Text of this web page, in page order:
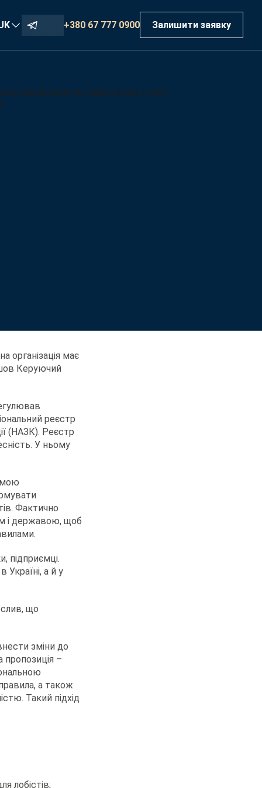
+380 67 777 0900 Залишити заявку
організація має
Керуючий
реєстр
(НАЗК). Реєстр
У ньому
Фактично
і державою, щоб
підприємці.
Україні, а й у
що
зміни до
пропозиція –
а також
Такий підхід
лобістів;